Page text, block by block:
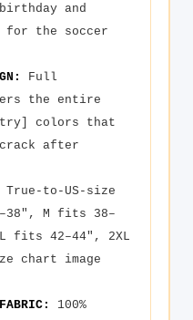
and
for the soccer
Full
the entire
colors that
after
True-to-US-size
M fits 38–
fits 42–44″, 2XL
chart image
100%